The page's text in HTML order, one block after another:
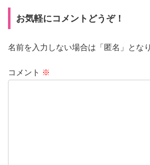
お気軽にコメントどうぞ！
名前を入力しない場合は「匿名」とな
コメント ※